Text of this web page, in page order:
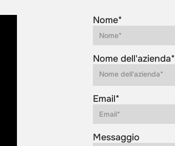
Nome*
Nome dell'azienda*
Email*
Messaggio